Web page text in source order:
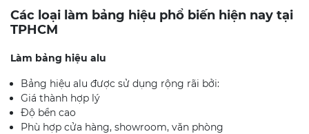
Các loại làm bảng hiệu phổ biến hiện nay tại
TPHCM
Làm bảng hiệu alu
Bảng hiệu alu được sử dụng rộng rãi bởi:
Giá thành hợp lý
Độ bền cao
Phù hợp cửa hàng, showroom, văn phòng